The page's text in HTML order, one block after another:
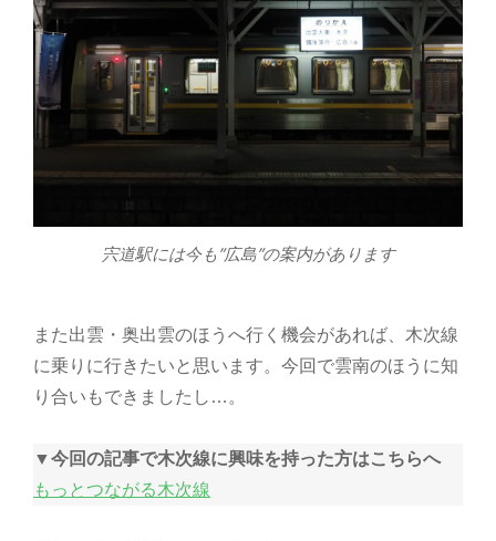
宍道駅には今も”広島”の案内があります
また出雲・奥出雲のほうへ行く機会があれば、木次線
に乗りに行きたいと思います。今回で雲南のほうに知
り合いもできましたし…。
▼今回の記事で木次線に興味を持った方はこちらへ
もっとつながる木次線